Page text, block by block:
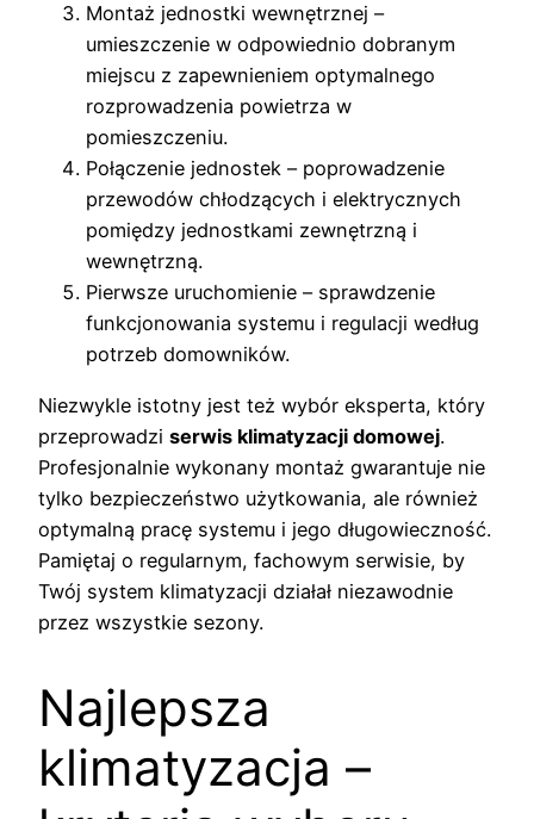
Montaż jednostki wewnętrznej –
umieszczenie w odpowiednio dobranym
miejscu z zapewnieniem optymalnego
rozprowadzenia powietrza w
pomieszczeniu.
Połączenie jednostek – poprowadzenie
przewodów chłodzących i elektrycznych
pomiędzy jednostkami zewnętrzną i
wewnętrzną.
Pierwsze uruchomienie – sprawdzenie
funkcjonowania systemu i regulacji według
potrzeb domowników.
Niezwykle istotny jest też wybór eksperta, który
przeprowadzi serwis klimatyzacji domowej.
Profesjonalnie wykonany montaż gwarantuje nie
tylko bezpieczeństwo użytkowania, ale również
optymalną pracę systemu i jego długowieczność.
Pamiętaj o regularnym, fachowym serwisie, by
Twój system klimatyzacji działał niezawodnie
przez wszystkie sezony.
Najlepsza
klimatyzacja –